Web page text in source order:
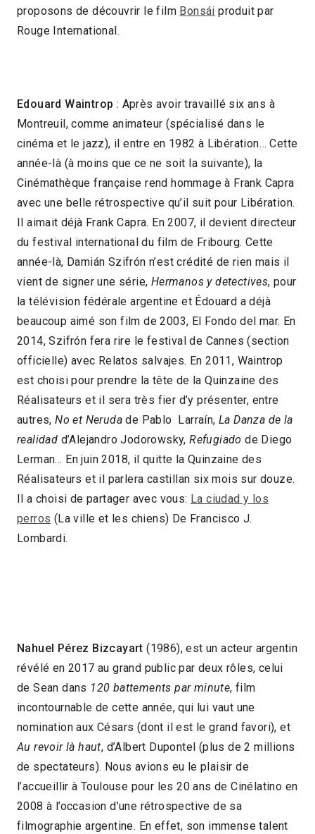
proposons de découvrir le film Bonsái produit par
Rouge International.
Edouard Waintrop : Après avoir travaillé six ans à
Montreuil, comme animateur (spécialisé dans le
cinéma et le jazz), il entre en 1982 à Libération… Cette
année-là (à moins que ce ne soit la suivante), la
Cinémathèque française rend hommage à Frank Capra
avec une belle rétrospective qu’il suit pour Libération.
Il aimait déjà Frank Capra. En 2007, il devient directeur
du festival international du film de Fribourg. Cette
année-là, Damián Szifrón n’est crédité de rien mais il
vient de signer une série, Hermanos y detectives, pour
la télévision fédérale argentine et Édouard a déjà
beaucoup aimé son film de 2003, El Fondo del mar. En
2014, Szifrón fera rire le festival de Cannes (section
officielle) avec Relatos salvajes. En 2011, Waintrop
est choisi pour prendre la tête de la Quinzaine des
Réalisateurs et il sera très fier d’y présenter, entre
autres,No et Neruda de Pablo Larraín,La Danza de la
realidad d’Alejandro Jodorowsky,Refugiado de Diego
Lerman… En juin 2018, il quitte la Quinzaine des
Réalisateurs et il parlera castillan six mois sur douze.
Il a choisi de partager avec vous: La ciudad y los
perros (La ville et les chiens) De Francisco J.
Lombardi.
Nahuel Pérez Bizcayart (1986), est un acteur argentin
révélé en 2017 au grand public par deux rôles, celui
de Sean dans 120 battements par minute, film
incontournable de cette année, qui lui vaut une
nomination aux Césars (dont il est le grand favori), et
Au revoir là haut, d’Albert Dupontel (plus de 2 millions
de spectateurs). Nous avions eu le plaisir de
l’accueillir à Toulouse pour les 20 ans de Cinélatino en
2008 à l’occasion d’une rétrospective de sa
filmographie argentine. En effet, son immense talent